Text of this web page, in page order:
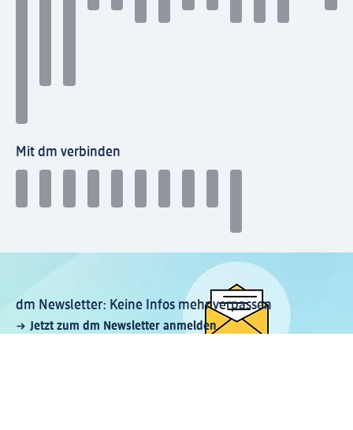
Mit dm verbinden
dm Newsletter: Keine Infos mehr verpassen
Jetzt zum dm Newsletter anmelden